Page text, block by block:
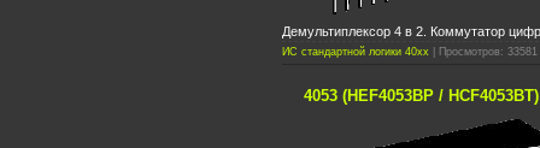
Демультиплексор 4 в 2. Коммутатор
ИС стандартной логики 40xx | Просмотров:
4053 (HEF4053BP / HCF4053BT)